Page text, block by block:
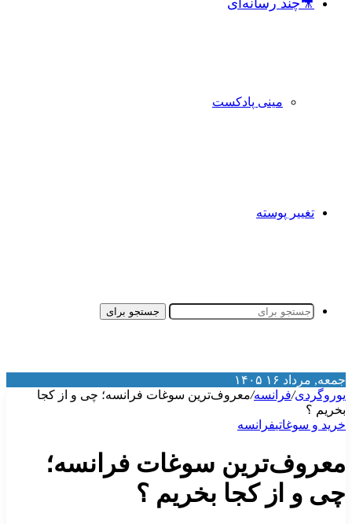
🎥چند رسانه‌ای
مینی پادکست
تغییر پوسته
جستجو برای
مرداد ۱۶ ۱۴۰۵
/فرانسه/معروف‌ترین سوغات فرانسه؛ چی و از کجا
؟
و سوغاتیفرانسه
سوغات فرانسه؛
و از کجا بخریم ؟